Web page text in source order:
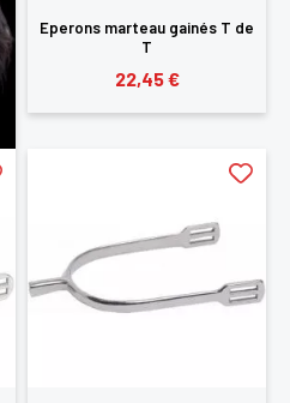
Eperons marteau gainés T de
T
22,45 €